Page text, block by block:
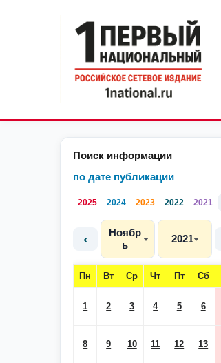
Поиск информации
по дате публикации
2025 2024 2023 2022 2021
‹
Ноябр
ь
2021
Пн Вт Ср Чт Пт Сб
1 2 3 4 5 6
8 9 10 11 12 13